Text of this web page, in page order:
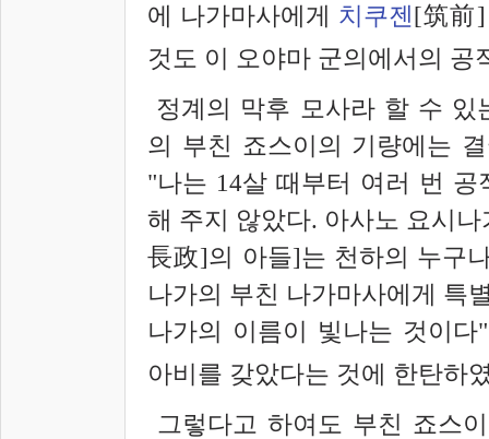
에 나가마사에게 치쿠젠[筑前]
것도 이 오야마 군의에서의 공
정계의 막후 모사라 할 수 있
의 부친 죠스이의 기량에는
"나는 14살 때부터 여러 번
해 주지 않았다. 아사노 요시
長政]의 아들]는 천하의 누구
나가의 부친 나가마사에게 특
나가의 이름이 빛나는 것이
아비를 갖았다는 것에 한탄하
그렇다고 하여도 부친 죠스